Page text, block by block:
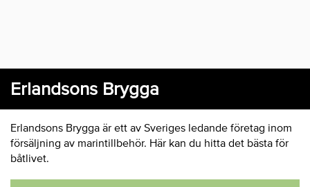
Erlandsons Brygga
Erlandsons Brygga är ett av Sveriges ledande företag inom
försäljning av marintillbehör. Här kan du hitta det bästa för
båtlivet.